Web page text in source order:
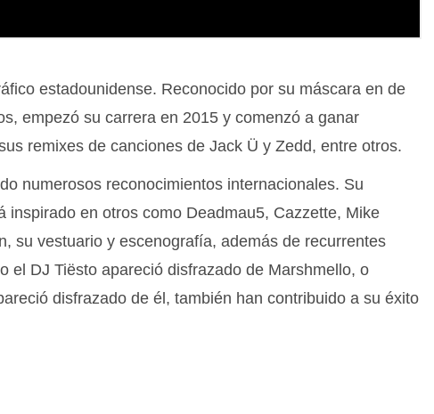
estadounidense. Reconocido por su máscara en de
empezó su carrera en 2015 y comenzó a ganar
remixes de canciones de Jack Ü y Zedd, entre otros.
numerosos reconocimientos internacionales. Su
inspirado en otros como Deadmau5, Cazzette, Mike
su vestuario y escenografía, además de recurrentes
el DJ Tiësto apareció disfrazado de Marshmello, o
disfrazado de él, también han contribuido a su éxito